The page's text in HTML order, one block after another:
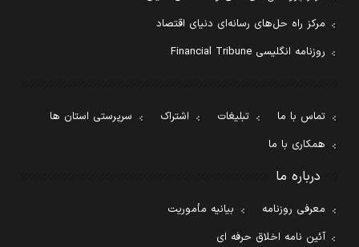
مرکز راه حل‌های رسانه‌ای دنیای اقتصاد
روزنامه انگلیسی Financial Tribune
تماس با ما تبلیغات اشتراک
سرپرستی استان ها
همکاری با ما
درباره ما
معرفی روزنامه
بیانیه مأموریت
آئین نامه اخلاق حرفه ای